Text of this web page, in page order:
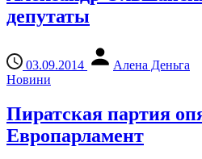
депутаты
03.09.2014
Алена Деньга
Новини
Пиратская партия
Европарламент